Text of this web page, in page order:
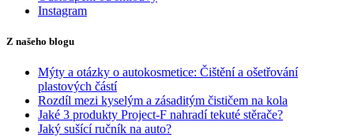
Instagram
Z našeho blogu
Mýty a otázky o autokosmetice: Čištění a ošetřování
plastových částí
Rozdíl mezi kyselým a zásaditým čističem na kola
Jaké 3 produkty Project-F nahradí tekuté stěrače?
Jaký sušící ručník na auto?